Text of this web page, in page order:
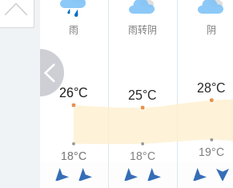
雨 雨转阴 阴
26°C
26°C 25°C
28°C
18°C
18°C 18°C 19°C